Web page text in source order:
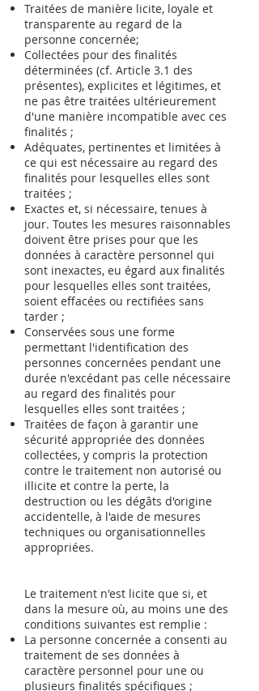
Traitées de manière licite, loyale et
transparente au regard de la
personne concernée;
Collectées pour des finalités
déterminées (cf. Article 3.1 des
présentes), explicites et légitimes, et
ne pas être traitées ultérieurement
d'une manière incompatible avec ces
finalités ;
Adéquates, pertinentes et limitées à
ce qui est nécessaire au regard des
finalités pour lesquelles elles sont
traitées ;
Exactes et, si nécessaire, tenues à
jour. Toutes les mesures raisonnables
doivent être prises pour que les
données à caractère personnel qui
sont inexactes, eu égard aux finalités
pour lesquelles elles sont traitées,
soient effacées ou rectifiées sans
tarder ;
Conservées sous une forme
permettant l'identification des
personnes concernées pendant une
durée n'excédant pas celle nécessaire
au regard des finalités pour
lesquelles elles sont traitées ;
Traitées de façon à garantir une
sécurité appropriée des données
collectées, y compris la protection
contre le traitement non autorisé ou
illicite et contre la perte, la
destruction ou les dégâts d'origine
accidentelle, à l'aide de mesures
techniques ou organisationnelles
appropriées.
Le traitement n'est licite que si, et
dans la mesure où, au moins une des
conditions suivantes est remplie :
La personne concernée a consenti au
traitement de ses données à
caractère personnel pour une ou
plusieurs finalités spécifiques ;